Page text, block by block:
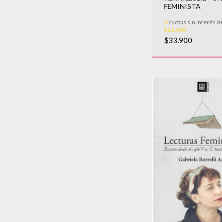
FEMINISTA
3 cuotas sin interés
$11.300
$33.900